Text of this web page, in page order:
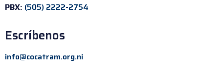
PBX: (505) 2222-2754
Escríbenos
info@cocatram.org.ni